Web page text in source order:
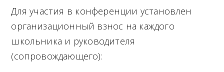
Для участия в конференции установлен
организационный взнос на каждого
школьника и руководителя
(сопровождающего):